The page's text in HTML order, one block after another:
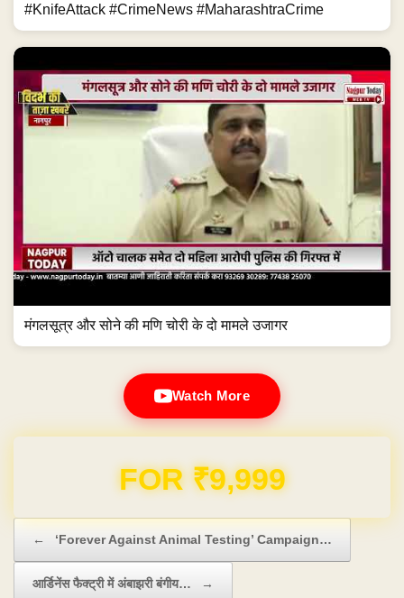
#KnifeAttack #CrimeNews #MaharashtraCrime
मंगलसूत्र और सोने की मणि चोरी के दो मामले उजागर
Watch More
FOR ₹9,999
← ‘Forever Against Animal Testing’ Campaign…
आर्डिनेंस फैक्ट्री में अंबाझरी बंगीय… →